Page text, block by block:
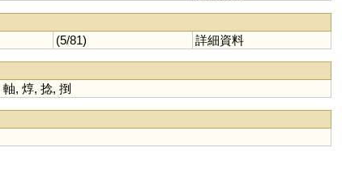
(5/81) 詳細資料
軸, 焞, 捻, 捯